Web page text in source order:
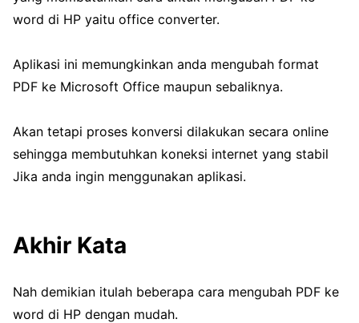
word di HP yaitu office converter.
Aplikasi ini memungkinkan anda mengubah format
PDF ke Microsoft Office maupun sebaliknya.
Akan tetapi proses konversi dilakukan secara online
sehingga membutuhkan koneksi internet yang stabil
Jika anda ingin menggunakan aplikasi.
Akhir Kata
Nah demikian itulah beberapa cara mengubah PDF ke
word di HP dengan mudah.